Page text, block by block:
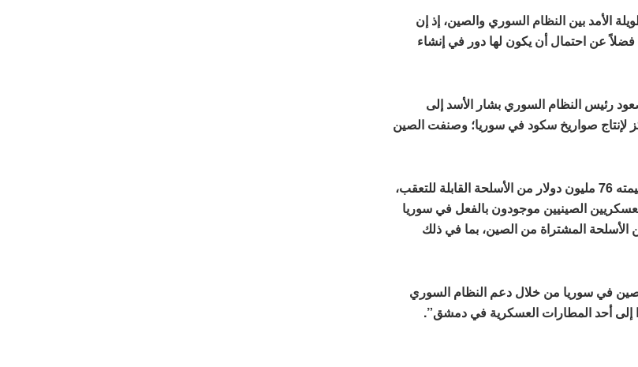
الأمد بين النظام السوري والصين، إذ إن
فضلاً عن احتمال أن يكون لها دور في إنشاء
رئيس النظام السوري بشار الأسد إلى
حيث اقترحت الصين في عام 2002 بناء مركز لإنتاج صواريخ سكود في سوريا؛ وصنفت الصين
ويضيف التقرير أنه منذ عام 2000، باعت الصين للنظام السوري ما قيمته 76 مليون دولار من الأسلحة القابلة للتعقب،
الصينيين موجودون بالفعل في سوريا
المشتراة من الصين، بما في ذلك
في سوريا من خلال دعم النظام السوري
إلى أحد المطارات العسكرية في دمشق”.